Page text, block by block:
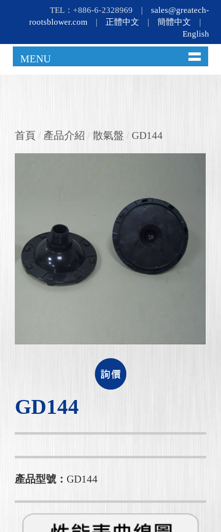
TEL：+886-6-2328969 |sales@greatech-
rootsblower.com | 正體中文 |簡體中文 |
English
MENU
首頁 / 產品介紹 / 散氣盤 / GD144
GD144
產品型號： GD144